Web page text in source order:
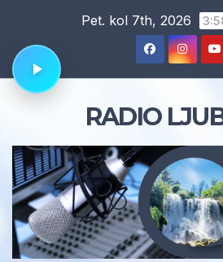
content
Pet. kol 7th, 2026
RADIO